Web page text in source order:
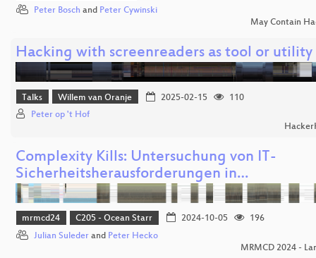
Peter Bosch and Peter Cywinski
May Contain
Hacking with screenreaders as tool or utility
Talks Willem van Oranje 2025-02-15
110
Peter op 't Hof
Complexity Kills: Untersuchung von IT-
Sicherheitsherausforderungen in…
mrmcd24 C205 - Ocean Starr 2024-10-05
196
Julian Suleder and Peter Hecko
MRMCD 2024 -